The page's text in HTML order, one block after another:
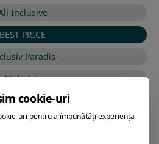
Inclusive
BEST PRICE
Paradis
Stele 1-5
Stele 5-1
cookie-uri
uri pentru a îmbunătăți experiența